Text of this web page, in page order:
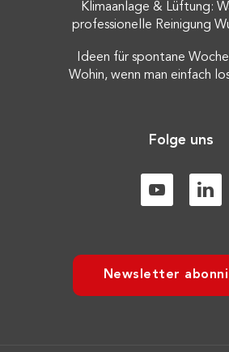
Klimaanlage & Lüftung:
professionelle Reinigung
Ideen für spontane
Wohin, wenn man einfach
Folge uns
Newsletter